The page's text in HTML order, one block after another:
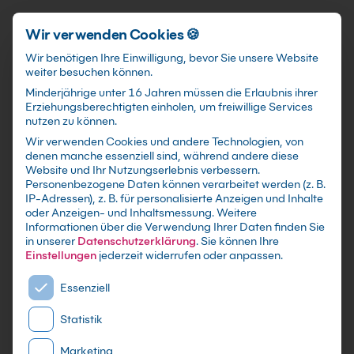
Schnellzugriff
SAP® FI Grundlagen
Customizing Kompaktkurs
Individuelle Firmen-und Inhouseschulungen
nach Maß - Live Online oder in Präsenz lernen -
In kleinen Gruppen oder im gezielten
Einzelcoaching
Wir verwenden Cookies 🍪
Wir benötigen Ihre Einwilligung, bevor Sie unsere Website
weiter besuchen können.
Minderjährige unter 16 Jahren müssen die Erlaubnis ihrer
Erziehungsberechtigten einholen, um freiwillige Services
nutzen zu können.
Wir verwenden Cookies und andere Technologien, von
denen manche essenziell sind, während andere diese
Website und Ihr Nutzungserlebnis verbessern.
Personenbezogene Daten können verarbeitet werden (z. B.
IP-Adressen), z. B. für personalisierte Anzeigen und Inhalte
oder Anzeigen- und Inhaltsmessung.Weitere
Informationen über die Verwendung Ihrer Daten finden Sie
in unserer Datenschutzerklärung.Sie können Ihre
Einstellungen jederzeit widerrufen oder anpassen.
Es folgt eine Liste der Service-Gruppen, für die eine
Essenziell
Statistik
Marketing